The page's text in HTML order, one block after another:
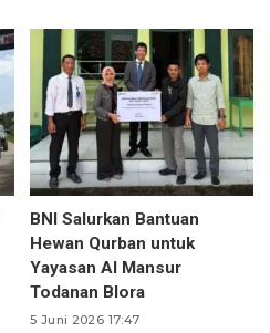
BNI Salurkan Bantuan
Hewan Qurban untuk
Yayasan Al Mansur
Todanan Blora
5 Juni 2026 17:47